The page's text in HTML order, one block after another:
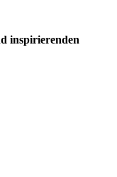
inspirierenden